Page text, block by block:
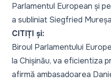
Parlamentul European și
a subliniat Siegfried
CITIȚI și:
Biroul Parlamentului
la Chișinău, va eficientiza
afirmă ambasadoarea